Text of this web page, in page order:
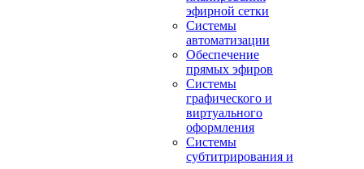
эфирной сетки
Системы
автоматизации
Обеспечение
прямых эфиров
Системы
графического и
виртуального
оформления
Системы
субтитрирования и